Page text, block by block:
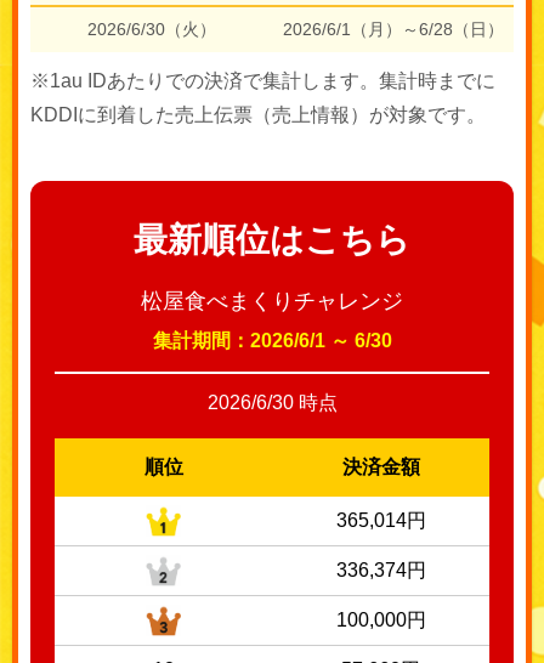
2026/6/30（火） 2026/6/1（月）～6/28（日）
※1au IDあたりでの決済で集計します。集計時までに
KDDIに到着した売上伝票（売上情報）が対象です。
最新順位はこちら
松屋食べまくりチャレンジ
集計期間：2026/6/1 ～ 6/30
2026/6/30 時点
順位 決済金額
365,014円
336,374円
100,000円